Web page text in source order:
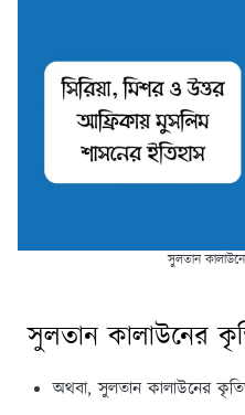
সুলতান
সুলতান কালাউনের
অথবা, সুলতান কালাউনের